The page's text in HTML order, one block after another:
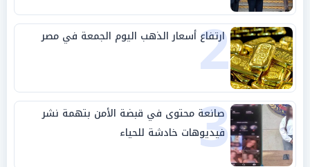
2
ارتفاع أسعار الذهب اليوم الجمعة في مصر
3
صانعة محتوى في قبضة الأمن بتهمة نشر
فيديوهات خادشة للحياء